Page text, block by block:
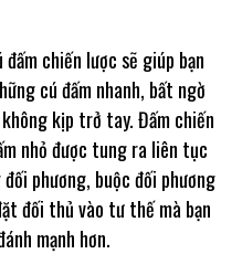
chiến lược sẽ giúp bạn
cú đấm nhanh, bất ngờ
kịp trở tay. Đấm chiến
nhỏ được tung ra liên tục
phương, buộc đối phương
đối thủ vào tư thế mà bạn
mạnh hơn.